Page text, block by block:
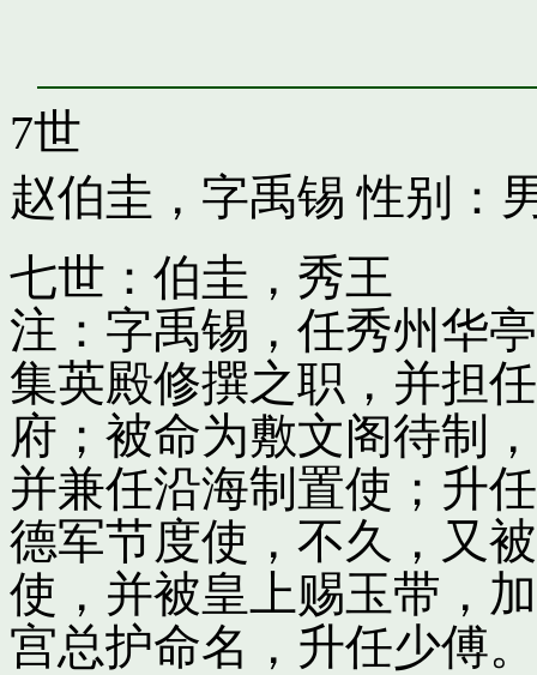
7世
赵伯圭，字禹锡 性别：
七世：伯圭，秀王
注：字禹锡，任秀州华
集英殿修撰之职，并担
府；被命为敷文阁待制
并兼任沿海制置使；升
德军节度使，不久，又
使，并被皇上赐玉带，
宫总护命名，升任少傅